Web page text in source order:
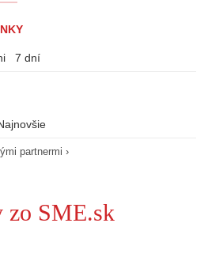
7 dní
partnermi ›
zo SME.sk